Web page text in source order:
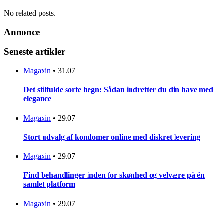
No related posts.
Annonce
Seneste artikler
Magaxin • 31.07
Det stilfulde sorte hegn: Sådan indretter du din have med
elegance
Magaxin • 29.07
Stort udvalg af kondomer online med diskret levering
Magaxin • 29.07
Find behandlinger inden for skønhed og velvære på én
samlet platform
Magaxin • 29.07